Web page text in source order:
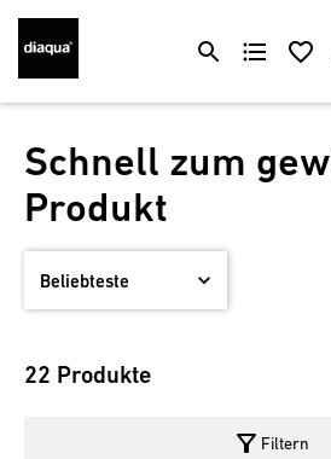
Schnell zum
Produkt
22 Produkte
filter_alt Filtern